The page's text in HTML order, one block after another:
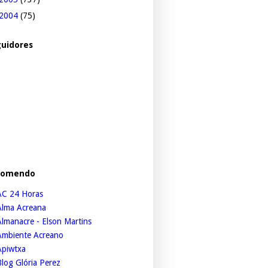
2004 (75)
24 Horas
Acreana
- Elson Martins
Acreano
Glória Perez